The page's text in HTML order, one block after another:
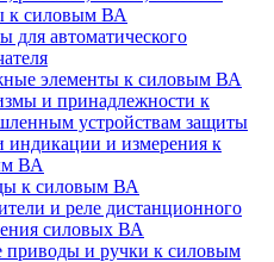
к силовым ВА
для автоматического
элементы к силовым ВА
и принадлежности к
устройствам защиты
индикации и измерения к
ВА
к силовым ВА
и реле дистанционного
силовых ВА
приводы и ручки к силовым